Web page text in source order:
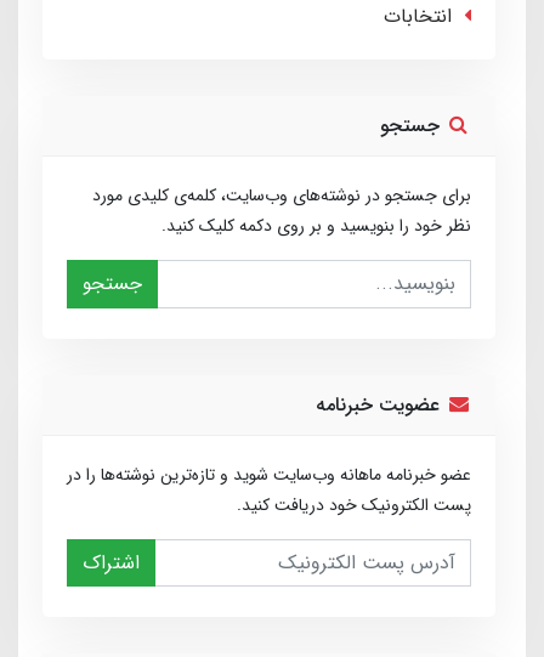
انتخابات
جستجو
برای جستجو در نوشته‌های وب‌سایت، کلمه‌ی کلیدی مورد
نظر خود را بنویسید و بر روی دکمه کلیک کنید.
جستجو
عضویت خبرنامه
عضو خبرنامه ماهانه وب‌سایت شوید و تازه‌ترین نوشته‌ها را در
پست الکترونیک خود دریافت کنید.
اشتراک